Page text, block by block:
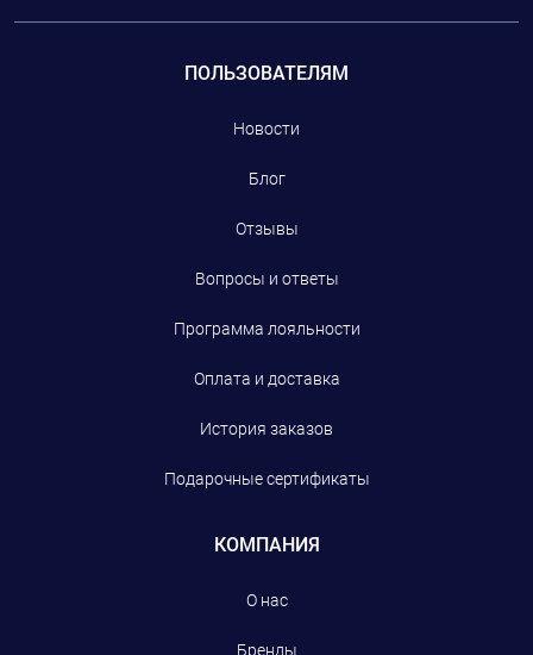
ПОЛЬЗОВАТЕЛЯМ
Новости
Блог
Отзывы
Вопросы и ответы
Программа лояльности
Оплата и доставка
История заказов
Подарочные сертификаты
КОМПАНИЯ
О нас
Бренды